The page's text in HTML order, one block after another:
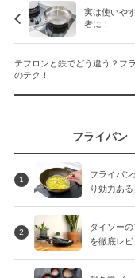
実は使いや
者に！
テフロンと鉄でどう違う？フ
のテク！
フライパン
1
フライパ
り効力あ
2
ダイソー
を徹底レ